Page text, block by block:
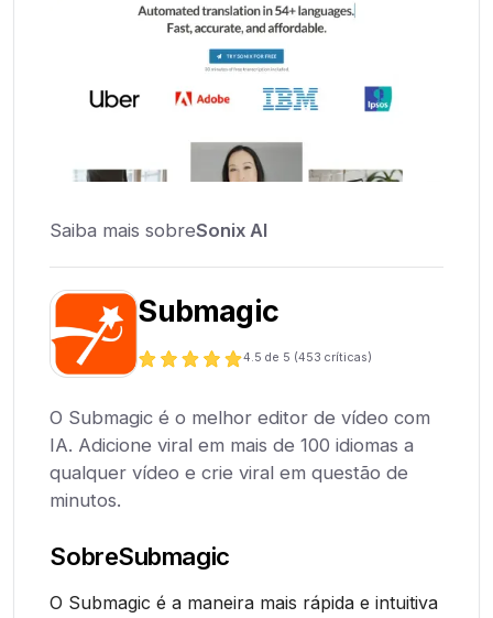
Saiba mais sobreSonix AI
Submagic
4.5 de 5 (453 críticas)
O Submagic é o melhor editor de vídeo com
IA. Adicione viral em mais de 100 idiomas a
qualquer vídeo e crie viral em questão de
minutos.
SobreSubmagic
O Submagic é a maneira mais rápida e intuitiva